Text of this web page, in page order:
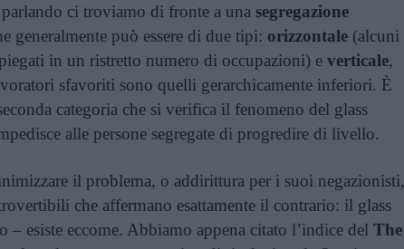
ci troviamo di fronte a una segregazione
generalmente può essere di due tipi: orizzontale (alcuni
in un ristretto numero di occupazioni) e verticale,
sfavoriti sono quelli gerarchicamente inferiori. È
categoria che si verifica il fenomeno del glass
alle persone segregate di progredire di livello.
il problema, o addirittura per i suoi negazionisti,
che affermano esattamente il contrario: il glass
– esiste eccome. Abbiamo appena citato l’indice del The